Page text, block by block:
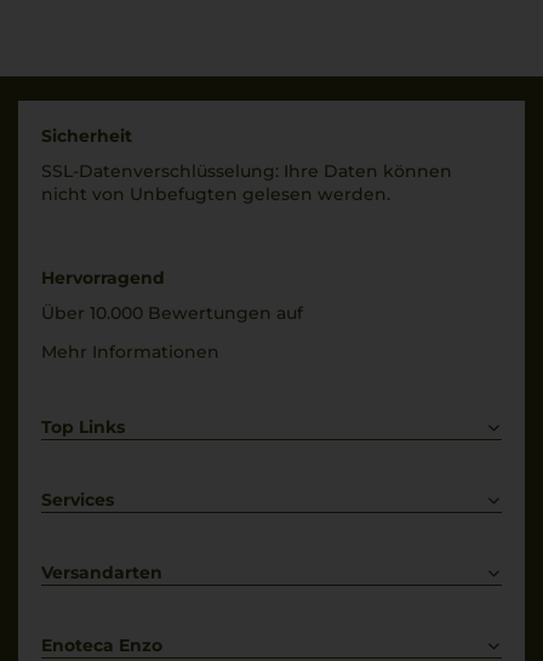
Sicherheit
SSL-Daten­verschlüs­selung: Ihre Daten können
nicht von Unbe­fugten gelesen werden.
Hervorragend
Über 10.000 Bewertungen auf
Mehr Informationen
Top Links
Weißwein
Services
Kontakt
Versandarten
Enoteca Enzo